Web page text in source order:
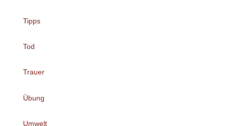
Tipps
Tod
Trauer
Übung
Umwelt